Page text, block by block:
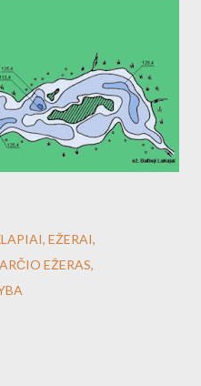
EŽERAI
EŽERAS